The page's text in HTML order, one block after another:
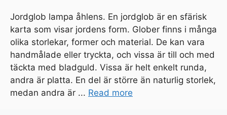
Jordglob lampa åhlens. En jordglob är en sfärisk
karta som visar jordens form. Glober finns i många
olika storlekar, former och material. De kan vara
handmålade eller tryckta, och vissa är till och med
täckta med bladguld. Vissa är helt enkelt runda,
andra är platta. En del är större än naturlig storlek,
medan andra är ... Read more